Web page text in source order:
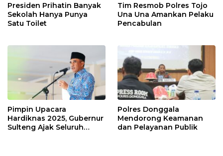
Presiden Prihatin Banyak
Sekolah Hanya Punya
Satu Toilet
Tim Resmob Polres Tojo
Una Una Amankan Pelaku
Pencabulan
Pimpin Upacara
Hardiknas 2025, Gubernur
Sulteng Ajak Seluruh
Polres Donggala
Mendorong Keamanan
dan Pelayanan Publik